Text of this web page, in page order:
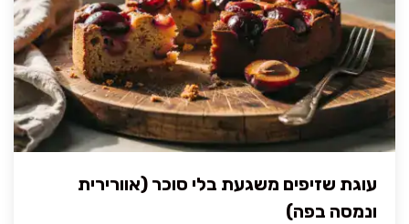
עוגת שזיפים משגעת בלי סוכר (אוורירית
ונמסה בפה)